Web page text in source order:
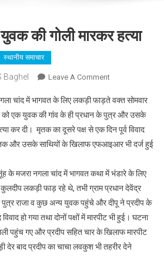
की गोली मारकर हत्या
स्थानीय समाचार
Baghel Leave A CommentOn
के
गांव
में
युवक
गोली
मारकर
हत्या
चांद में भागवत के लिए लकड़ी फाड़ते वक्त सोमवार
को एक युवक की गांव के ही प्रधान के पुत्र और उसके
कर दी। मृतक का दूसरे पक्ष से एक दिन पूर्व विवाद
और उसके साथियों के खिलाफ एफआइआर भी दर्ज हुई
के मजरा नगला चांद में भागवत कथा में भंडारे के लिए
लकड़ी फाड़ रहे थे, तभी ग्राम प्रधान देवेंद्र
पुत्र राजा व कुछ अन्य युवक पहुंचे और दीपू ने प्रदीप के
हो गया तथा दोनों पक्षों में मारपीट भी हुई। घटना
पहुंच गए और प्रदीप सहित चार के खिलाफ मारपीट
देर बाद प्रदीप का चाचा लवकुश भी तहरीर देने